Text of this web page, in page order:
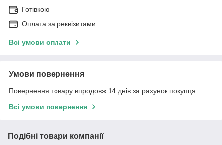
Готівкою
Оплата за реквізитами
Всі умови оплати
Умови повернення
Повернення товару впродовж 14 днів за рахунок покупця
Всі умови повернення
Подібні товари компанії